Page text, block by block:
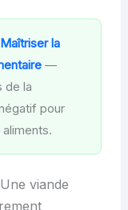
la
—
de la
pour
viande